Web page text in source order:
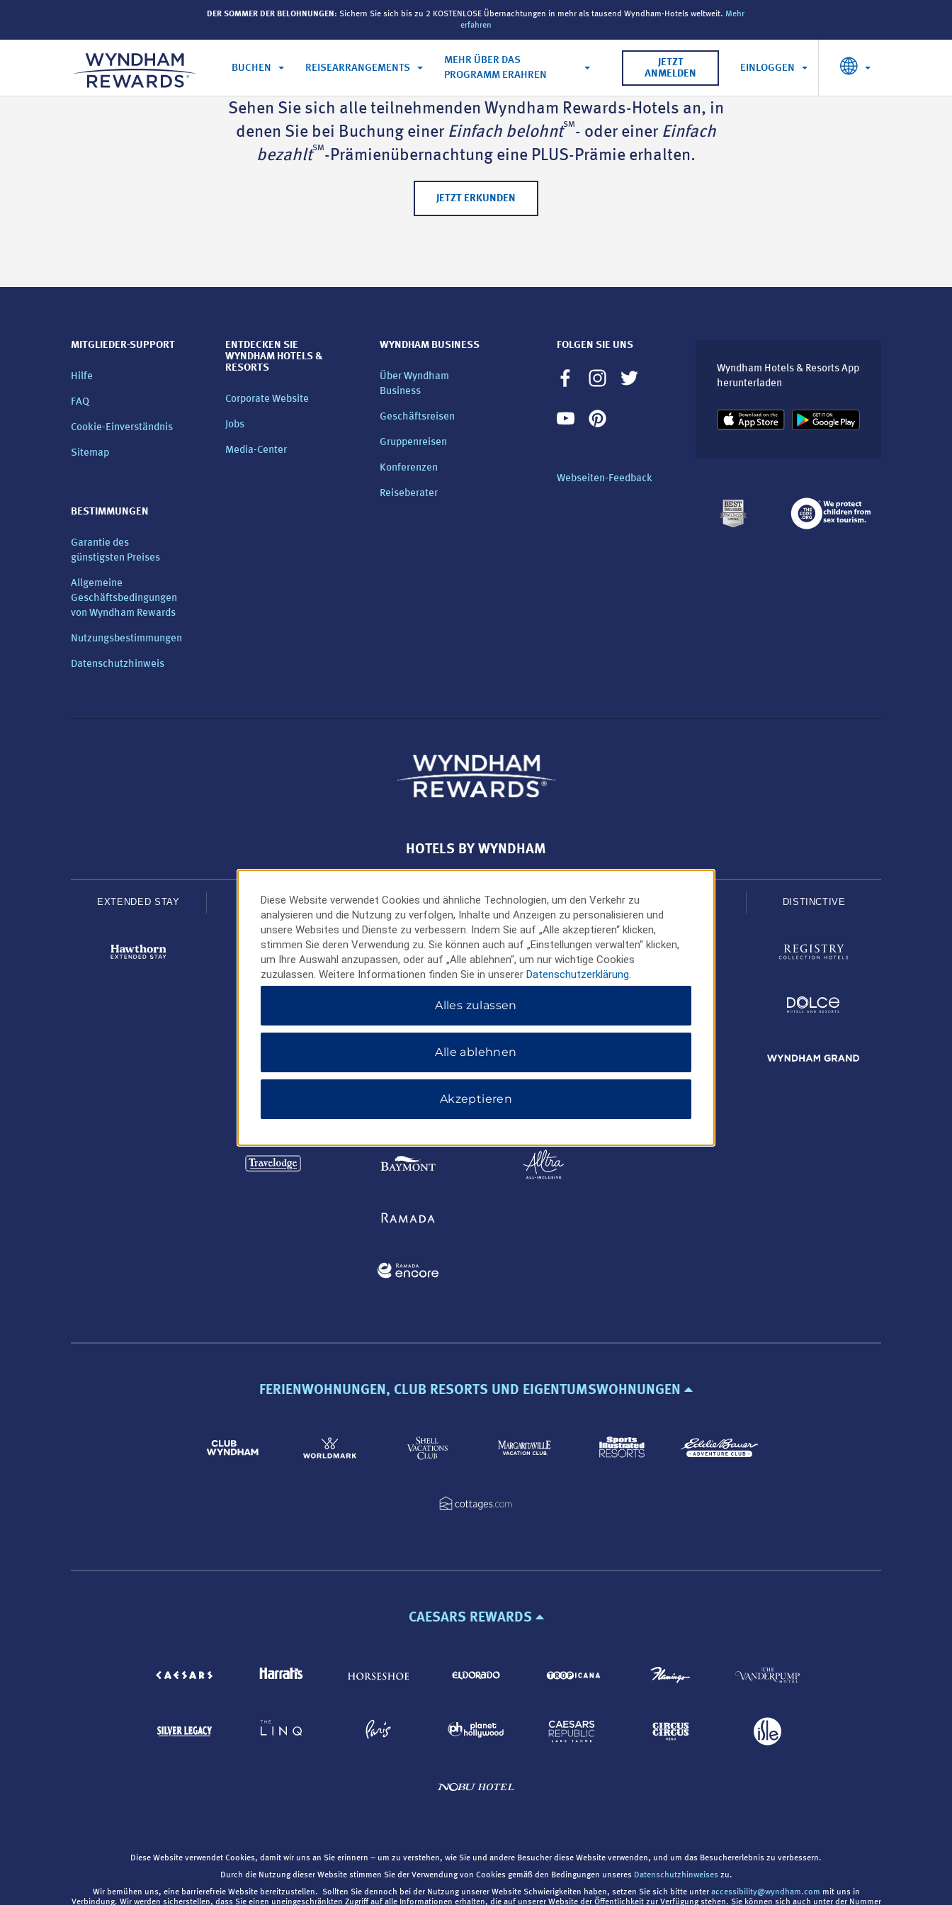
DER SOMMER DER BELOHNUNGEN : Sichern Sie sich bis zu 2 KOSTENLOSE Übernachtungen in mehr als tausend Wyndham-Hotels weltweit.Mehr
erfahren
BUCHEN REISEARRANGEMENTS
MEHR ÜBER DAS
PROGRAMM ERAHREN
JETZT
ANMELDEN
EINLOGGEN
Sehen Sie sich alle teilnehmenden Wyndham Rewards-Hotels an, in
denen Sie bei Buchung einer Einfach belohntSM- oder einer Einfach
bezahltSM-Prämienübernachtung eine PLUS-Prämie erhalten.
JETZT ERKUNDEN
MITGLIEDER-SUPPORT
Hilfe
FAQ
Cookie-Einverständnis
Sitemap
BESTIMMUNGEN
Garantie des
günstigsten Preises
Allgemeine
Geschäftsbedingungen
von Wyndham Rewards
Nutzungsbestimmungen
Datenschutzhinweis
ENTDECKEN SIE
WYNDHAM HOTELS &
RESORTS
Corporate Website
Jobs
Media-Center
WYNDHAM BUSINESS
Über Wyndham
Business
Geschäftsreisen
Gruppenreisen
Konferenzen
Reiseberater
FOLGEN SIE UNS
Webseiten-Feedback
Wyndham Hotels & Resorts App
herunterladen
HOTELS BY WYNDHAM
EXTENDED STAY ECONOMY MIDSCALE LIFESTYLE DISTINCTIVE
FERIENWOHNUNGEN, CLUB RESORTS UND EIGENTUMSWOHNUNGEN
CAESARS REWARDS
Diese Website verwendet Cookies, damit wir uns an Sie erinnern – um zu verstehen, wie Sie und andere Besucher diese Website verwenden, und um das Besuchererlebnis zu verbessern.
Durch die Nutzung dieser Website stimmen Sie der Verwendung von Cookies gemäß den Bedingungen unseres Datenschutzhinweises zu.
Wir bemühen uns, eine barrierefreie Website bereitzustellen. Sollten Sie dennoch bei der Nutzung unserer Website Schwierigkeiten haben, setzen Sie sich bitte unter accessibility@wyndham.com mit uns in
Verbindung. Wir werden sicherstellen, dass Sie einen uneingeschränkten Zugriff auf alle Informationen erhalten, die auf unserer Website der Öffentlichkeit zur Verfügung stehen. Sie können sich auch unter der Nummer
Diese Website verwendet Cookies und ähnliche Technologien, um den Verkehr zu
analysieren und die Nutzung zu verfolgen, Inhalte und Anzeigen zu personalisieren und
unsere Websites und Dienste zu verbessern. Indem Sie auf „Alle akzeptieren“ klicken,
stimmen Sie deren Verwendung zu. Sie können auch auf „Einstellungen verwalten“ klicken,
um Ihre Auswahl anzupassen, oder auf „Alle ablehnen“, um nur wichtige Cookies
zuzulassen. Weitere Informationen finden Sie in unserer Datenschutzerklärung
Alles zulassen
Alle ablehnen
Akzeptieren